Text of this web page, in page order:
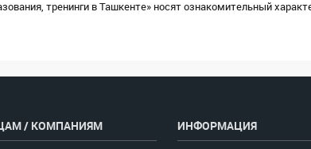
тренинги в Ташкенте» носят ознакомительный
/ КОМПАНИЯМ ИНФОРМАЦИЯ